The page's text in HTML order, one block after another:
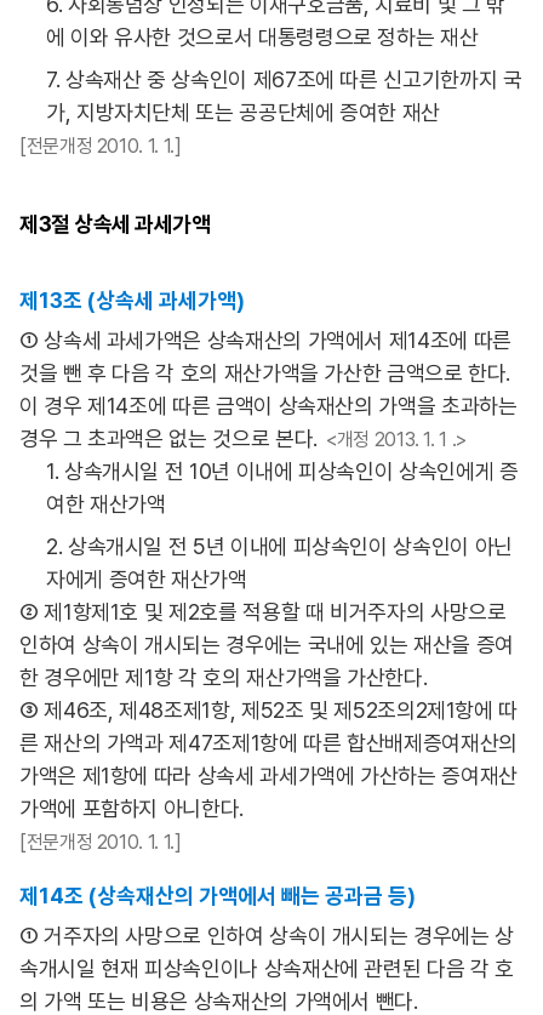
에 이와 유사한 것으로서 대통령령으로 정하는 재산
7. 상속재산 중 상속인이 제67조에 따른 신고기한까지 국
가, 지방자치단체 또는 공공단체에 증여한 재산
[전문개정 2010. 1. 1.]
제3절 상속세 과세가액
제13조 (상속세 과세가액)
① 상속세 과세가액은 상속재산의 가액에서 제14조에 따른
것을 뺀 후 다음 각 호의 재산가액을 가산한 금액으로 한다.
이 경우 제14조에 따른 금액이 상속재산의 가액을 초과하는
경우 그 초과액은 없는 것으로 본다. <개정 2013. 1. 1 .>
1. 상속개시일 전 10년 이내에 피상속인이 상속인에게 증
여한 재산가액
2. 상속개시일 전 5년 이내에 피상속인이 상속인이 아닌
자에게 증여한 재산가액
② 제1항제1호 및 제2호를 적용할 때 비거주자의 사망으로
인하여 상속이 개시되는 경우에는 국내에 있는 재산을 증여
한 경우에만 제1항 각 호의 재산가액을 가산한다.
③ 제46조, 제48조제1항, 제52조 및 제52조의2제1항에 따
른 재산의 가액과 제47조제1항에 따른 합산배제증여재산의
가액은 제1항에 따라 상속세 과세가액에 가산하는 증여재산
가액에 포함하지 아니한다.
[전문개정 2010. 1. 1.]
제14조 (상속재산의 가액에서 빼는 공과금 등)
① 거주자의 사망으로 인하여 상속이 개시되는 경우에는 상
속개시일 현재 피상속인이나 상속재산에 관련된 다음 각 호
의 가액 또는 비용은 상속재산의 가액에서 뺀다.